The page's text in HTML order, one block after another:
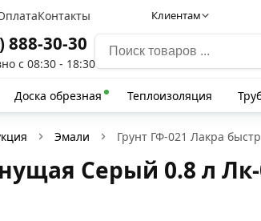
Контакты Клиентам
888-30-30
с 08:30 - 18:30
Доска обрезная Теплоизоляция
Эмали Грунт ГФ-021 Лакра
Серый 0.8 л Лк-